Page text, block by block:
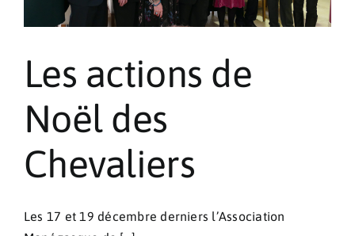
Les actions de
Noël des
Chevaliers
Les 17 et 19 décembre derniers l’Association